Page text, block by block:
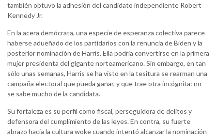
también obtuvo la adhesión del candidato independiente Robert
Kennedy Jr.
En la acera demócrata, una especie de esperanza colectiva parece
haberse adueñado de los partidarios con la renuncia de Biden y la
posterior nominación de Harris. Ella podría convertirse en la primera
mujer presidenta del gigante norteamericano. Sin embargo, en tan
sólo unas semanas, Harris se ha visto en la tesitura se rearman una
campaña electoral que pueda ganar, y que trae otra incógnita: no
se sabe mucho de la candidata.
Su fortaleza es su perfil como fiscal, perseguidora de delitos y
defensora del cumplimiento de las leyes. En contra, su fuerte
abrazo hacia la cultura woke cuando intentó alcanzar la nominación